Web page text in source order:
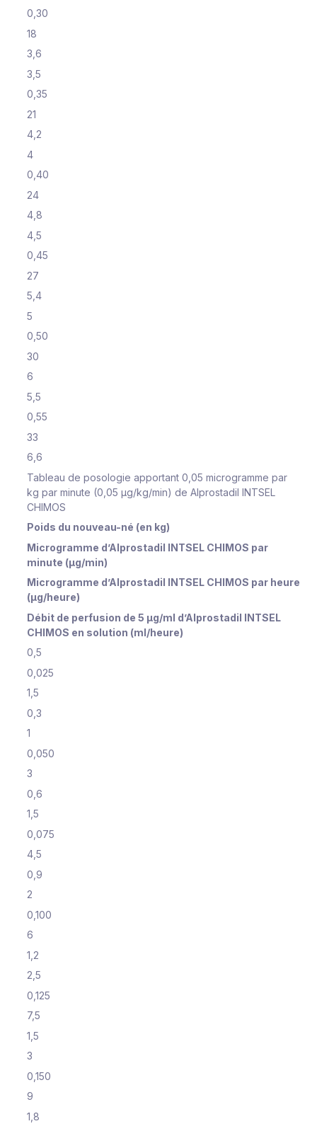
0,30
18
3,6
3,5
0,35
21
4,2
4
0,40
24
4,8
4,5
0,45
27
5,4
5
0,50
30
6
5,5
0,55
33
6,6
Tableau de posologie apportant 0,05 microgramme par
kg par minute (0,05 μg/kg/min) de Alprostadil INTSEL
CHIMOS
Poids du nouveau-né (en kg)
Microgramme d’Alprostadil INTSEL CHIMOS par
minute (μg/min)
Microgramme d’Alprostadil INTSEL CHIMOS par heure
(μg/heure)
Débit de perfusion de 5 μg/ml d’Alprostadil INTSEL
CHIMOS en solution (ml/heure)
0,5
0,025
1,5
0,3
1
0,050
3
0,6
1,5
0,075
4,5
0,9
2
0,100
6
1,2
2,5
0,125
7,5
1,5
3
0,150
9
1,8